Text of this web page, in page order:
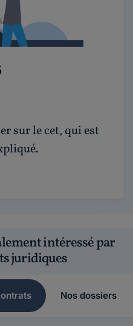
sur le cet, qui est
intéressé par
juridiques
Nos dossiers